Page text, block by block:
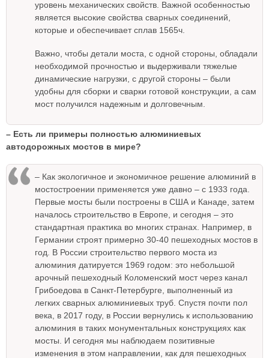
уровень механических свойств. Важной особенностью
является высокие свойства сварных соединений,
которые и обеспечивает сплав 1565ч.
Важно, чтобы детали моста, с одной стороны, обладали
необходимой прочностью и выдерживали тяжелые
динамические нагрузки, с другой стороны – были
удобны для сборки и сварки готовой конструкции, а сам
мост получился надежным и долговечным.
– Есть ли примеры полностью алюминиевых
автодорожных мостов в мире?
– Как экологичное и экономичное решение алюминий в
мостостроении применяется уже давно – с 1933 года.
Первые мосты были построены в США и Канаде, затем
началось строительство в Европе, и сегодня – это
стандартная практика во многих странах. Например, в
Германии строят примерно 30-40 пешеходных мостов в
год. В России строительство первого моста из
алюминия датируется 1969 годом: это небольшой
арочный пешеходный Коломенский мост через канал
Грибоедова в Санкт-Петербурге, выполненный из
легких сварных алюминиевых труб. Спустя почти пол
века, в 2017 году, в России вернулись к использованию
алюминия в таких монументальных конструкциях как
мосты. И сегодня мы наблюдаем позитивные
изменения в этом направлении, как для пешеходных